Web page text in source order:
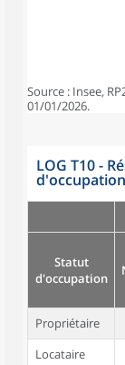
Source : Insee,
01/01/2026.
LOG T10 -
d'occupation
Statut
d'occupation
Propriétaire
Locataire